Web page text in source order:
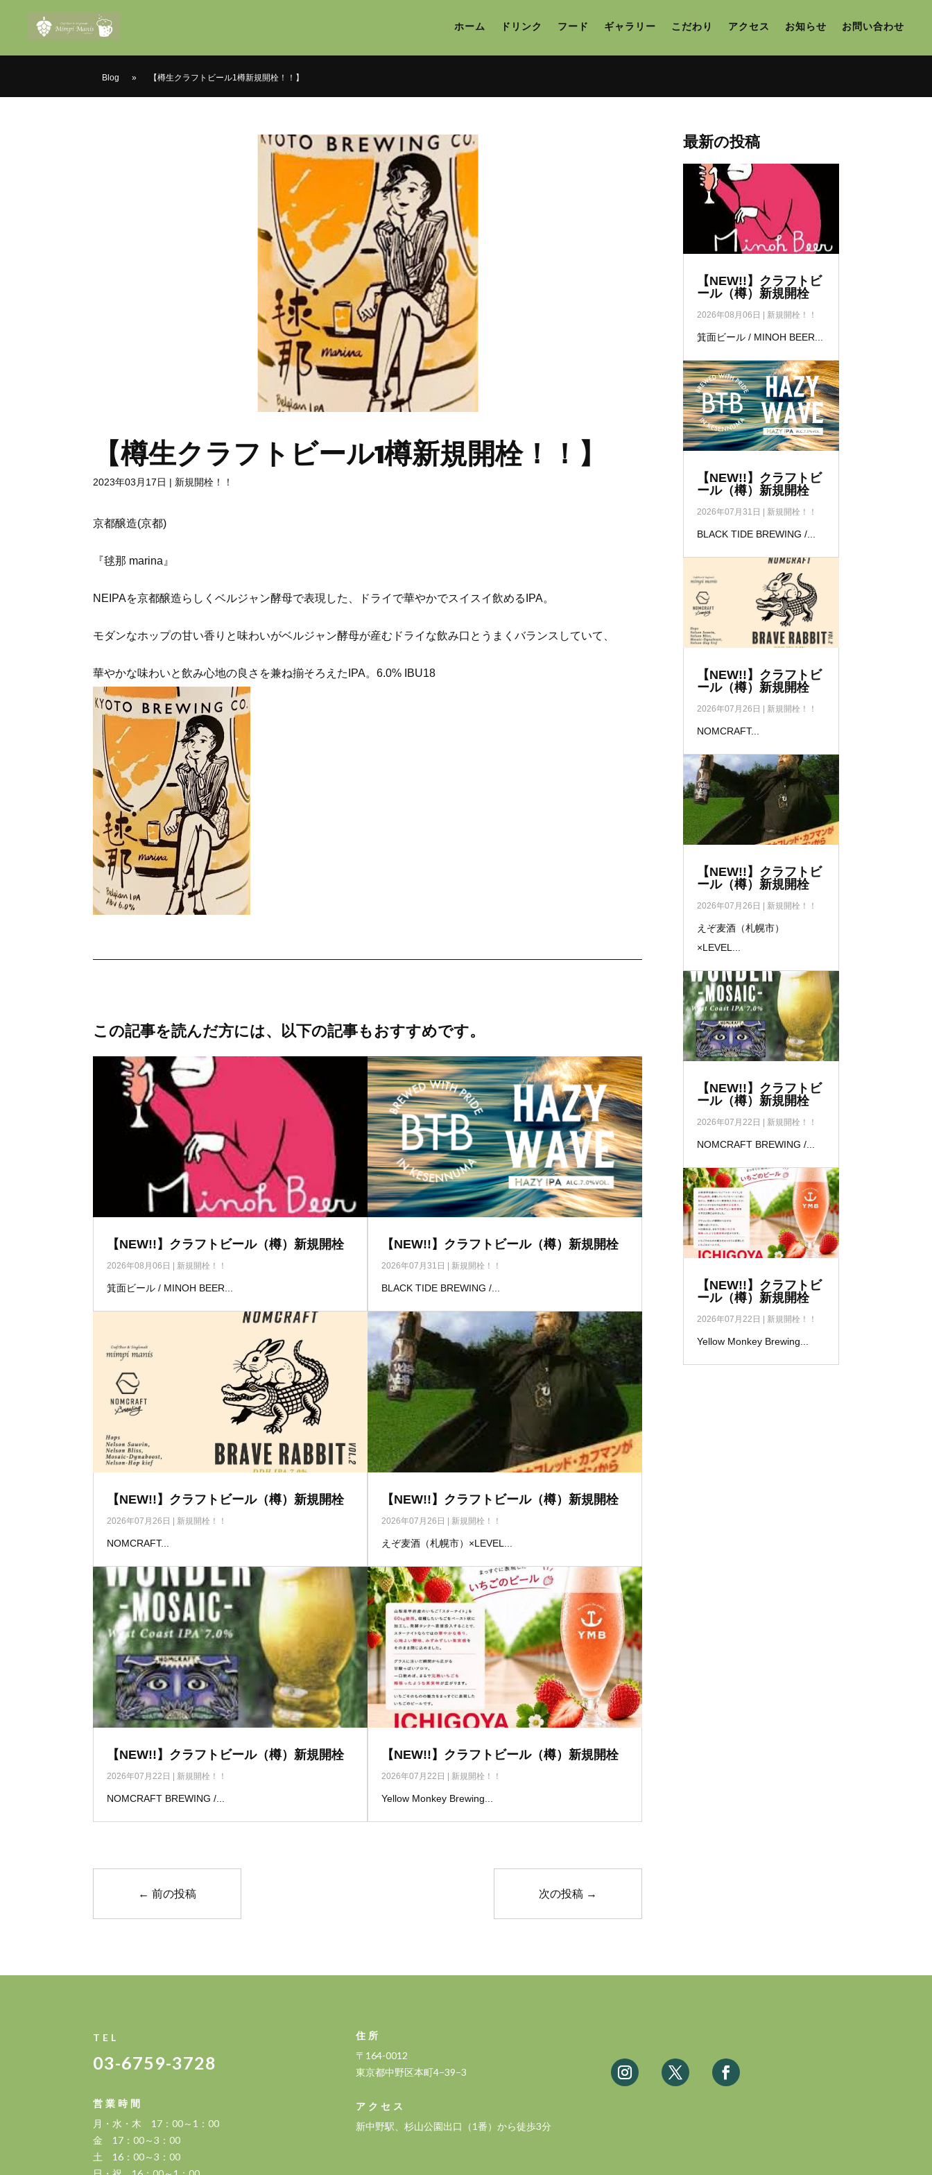
ホーム ドリンク フード ギャラリー こだわり アクセス お知らせ お問い合わせ
Blog » 【樽生クラフトビール1樽新規開栓！！】
【樽生クラフトビール1樽新規開栓！！】
2023年03月17日 | 新規開栓！！
京都醸造(京都)
『毬那 marina』
NEIPAを京都醸造らしくベルジャン酵母で表現した、ドライで華やかでスイスイ飲めるIPA。
モダンなホップの甘い香りと味わいがベルジャン酵母が産むドライな飲み口とうまくバランスしていて、
華やかな味わいと飲み心地の良さを兼ね揃そろえたIPA。6.0% IBU18
この記事を読んだ方には、以下の記事もおすすめです。
【NEW!!】クラフトビール（樽）新規開栓
2026年08月06日 新規開栓！！
箕面ビール / MINOH BEER...
【NEW!!】クラフトビール（樽）新規開栓
2026年07月26日 新規開栓！！
NOMCRAFT...
【NEW!!】クラフトビール（樽）新規開栓
2026年07月22日 新規開栓！！
NOMCRAFT BREWING /...
【NEW!!】クラフトビール（樽）新規開栓
2026年07月31日 新規開栓！！
BLACK TIDE BREWING /...
【NEW!!】クラフトビール（樽）新規開栓
2026年07月26日 新規開栓！！
えぞ麦酒（札幌市）×LEVEL...
【NEW!!】クラフトビール（樽）新規開栓
2026年07月22日 新規開栓！！
Yellow Monkey Brewing...
最新の投稿
【NEW!!】クラフトビ
ール（樽）新規開栓
2026年08月06日 | 新規開栓！！
箕面ビール / MINOH BEER...
【NEW!!】クラフトビ
ール（樽）新規開栓
2026年07月31日 | 新規開栓！！
BLACK TIDE BREWING /...
【NEW!!】クラフトビ
ール（樽）新規開栓
2026年07月26日 | 新規開栓！！
NOMCRAFT...
【NEW!!】クラフトビ
ール（樽）新規開栓
2026年07月26日 | 新規開栓！！
えぞ麦酒（札幌市）
×LEVEL...
【NEW!!】クラフトビ
ール（樽）新規開栓
2026年07月22日 | 新規開栓！！
NOMCRAFT BREWING /...
【NEW!!】クラフトビ
ール（樽）新規開栓
2026年07月22日 | 新規開栓！！
Yellow Monkey Brewing...
←前の投稿 次の投稿 →
TEL
03-6759-3728
営業時間
月・水・木 17：00～1：00
金 17：00～3：00
土 16：00～3：00
住所
〒164-0012
東京都中野区本町4−39−3
アクセス
新中野駅、杉山公園出口（1番）から徒歩3分